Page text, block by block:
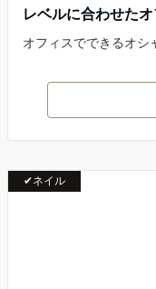
レベルに合わせた
オフィスでできるオシ
✔ネイル